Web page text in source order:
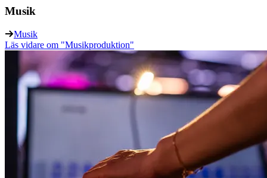
Musik
Musik
Läs vidare om "Musikproduktion"